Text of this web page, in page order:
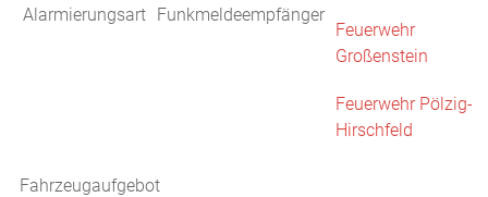
Alarmierungsart Funkmeldeempfänger
Feuerwehr
Großenstein
Feuerwehr Pölzig-
Hirschfeld
Fahrzeugaufgebot